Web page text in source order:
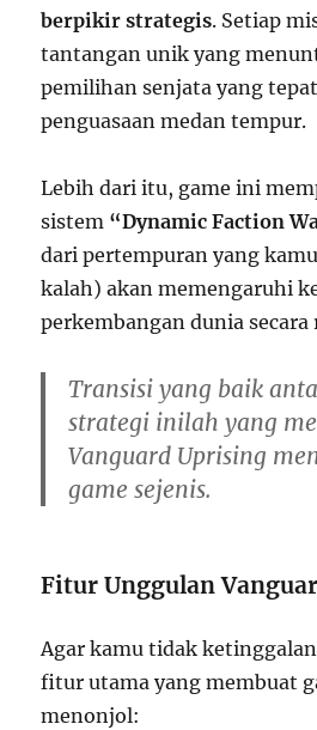
berpikir strategis. Setiap
tantangan unik yang
pemilihan senjata yang
penguasaan medan tempur.
Lebih dari itu, game ini
sistem “Dynamic Faction
dari pertempuran yang
kalah) akan memengaruhi
perkembangan dunia
Transisi yang baik
strategi inilah yang
Vanguard Uprising
game sejenis.
Fitur Unggulan
Agar kamu tidak
fitur utama yang membuat
menonjol: